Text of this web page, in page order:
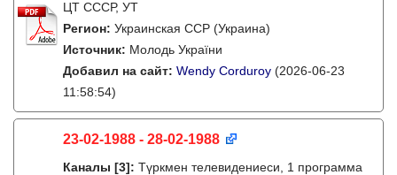
ЦТ СССР, УТ
Регион: Украинская ССР (Украина)
Источник: Молодь України
Добавил на сайт: Wendy Corduroy (2026-06-23
11:58:54)
23-02-1988 - 28-02-1988
Каналы [3]: Түркмен телевидениеси, 1 программа